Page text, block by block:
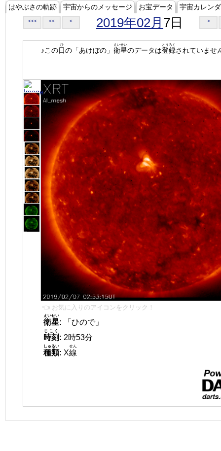
はやぶさの軌跡 宇宙からのメッセージ お宝データ 宇宙カレン
<<< << < 2019年02月 7日 >
♪この日
ひ
の「あけぼの」 衛星
えいせい
のデータは登録
とうろく
されていませ
👈 お気に入りのアイコンをクリック！
衛星
えいせい
:
「ひので」
時刻
じこく
: 2時53分
種類
しゅるい
: X線
せん